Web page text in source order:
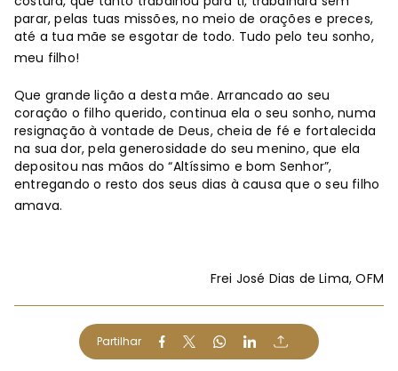
parar, pelas tuas missões, no meio de orações e preces,
até a tua mãe se esgotar de todo. Tudo pelo teu sonho,
meu filho!
Que grande lição a desta mãe. Arrancado ao seu
coração o filho querido, continua ela o seu sonho, numa
resignação à vontade de Deus, cheia de fé e fortalecida
na sua dor, pela generosidade do seu menino, que ela
depositou nas mãos do “Altíssimo e bom Senhor”,
entregando o resto dos seus dias à causa que o seu filho
amava.
Frei José Dias de Lima, OFM
Partilhar